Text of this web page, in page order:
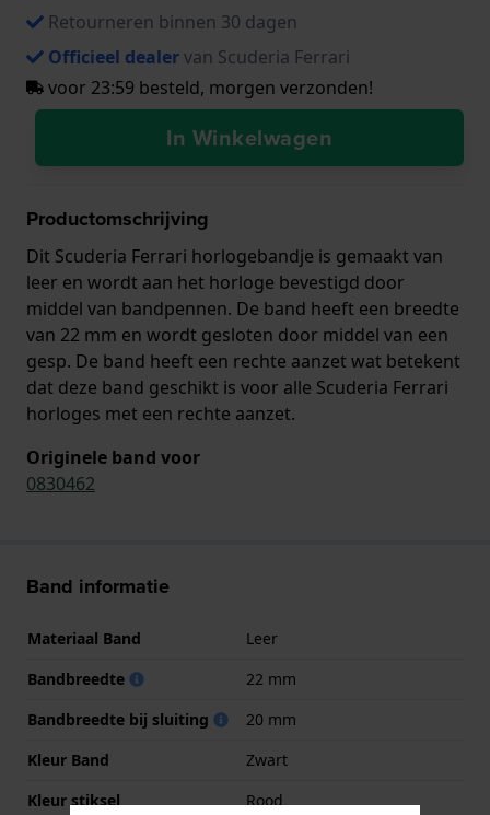
Retourneren binnen 30 dagen
Officieel dealervan Scuderia Ferrari
voor 23:59 besteld, morgen verzonden!
In Winkelwagen
Productomschrijving
Dit Scuderia Ferrari horlogebandje is gemaakt van
leer en wordt aan het horloge bevestigd door
middel van bandpennen. De band heeft een breedte
van 22 mm en wordt gesloten door middel van een
gesp. De band heeft een rechte aanzet wat betekent
dat deze band geschikt is voor alle Scuderia Ferrari
horloges met een rechte aanzet.
Originele band voor
0830462
Band informatie
Materiaal Band
Leer
Bandbreedte
22 mm
Bandbreedte bij sluiting
20 mm
Kleur Band
Zwart
Kleur stiksel
Rood